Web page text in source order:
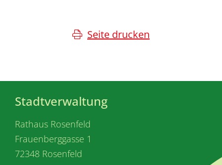
Seite drucken
Stadtverwaltung
Rathaus Rosenfeld
Frauenberggasse 1
72348 Rosenfeld